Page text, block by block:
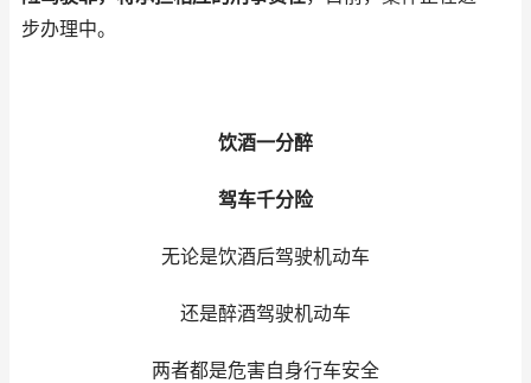
步办理中。
饮酒一分醉
驾车千分险
无论是饮酒后驾驶机动车
还是醉酒驾驶机动车
两者都是危害自身行车安全